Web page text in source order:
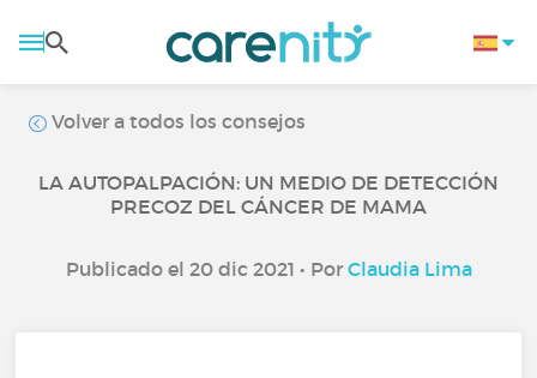
Volver a todos los consejos
LA AUTOPALPACIÓN: UN MEDIO DE DETECCIÓN
PRECOZ DEL CÁNCER DE MAMA
Publicado el 20 dic 2021 • Por Claudia Lima